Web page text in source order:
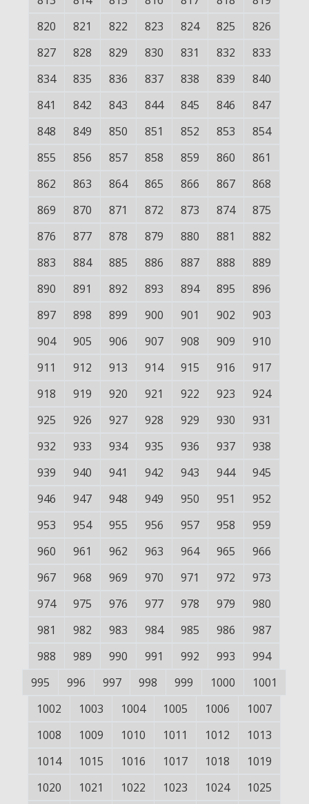
820
821 822 823 824 825
826
827
828 829 830 831 832
833
834
835 836 837 838 839
840
841
842 843 844 845 846
847
848
849 850 851 852 853
854
855
856 857 858 859 860
861
862
863 864 865 866 867
868
869
870 871 872 873 874
875
876
877 878 879 880 881
882
883
884 885 886 887 888
889
890
891 892 893 894 895
896
897
898 899 900 901 902
903
904
905 906 907 908 909
910
911
912 913 914 915 916
917
918
919 920 921 922 923
924
925
926 927 928 929 930
931
932
933 934 935 936 937
938
939
940 941 942 943 944
945
946
947 948 949 950 951
952
953
954 955 956 957 958
959
960
961 962 963 964 965
966
967
968 969 970 971 972
973
974
975 976 977 978 979
980
981
982 983 984 985 986
987
988
989 990 991 992 993
994
995
996 997 998 999 1000
1001
1002
1003 1004 1005 1006
1007
1008
1009 1010 1011 1012
1013
1014
1015 1016 1017 1018
1019
1020
1021 1022 1023 1024
1025